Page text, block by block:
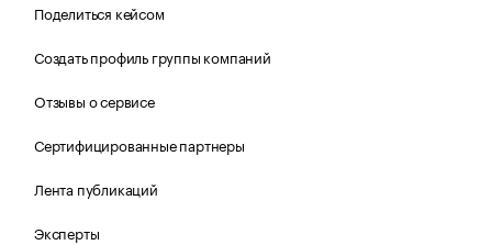
Поделиться кейсом
Создать профиль группы компаний
Отзывы о сервисе
Сертифицированные партнеры
Лента публикаций
Эксперты